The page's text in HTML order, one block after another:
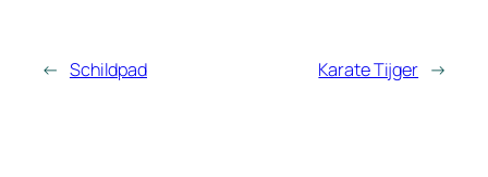
← Schildpad Karate Tijger →